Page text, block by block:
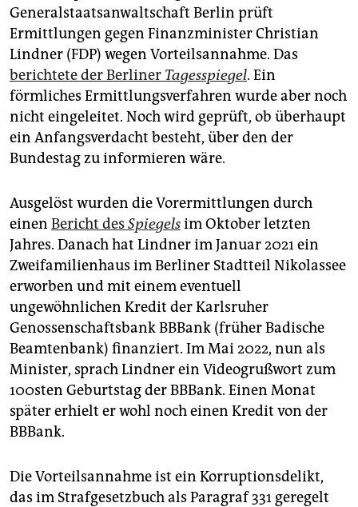
genossenschaft
epaper login
Generalstaatsanwaltschaft Berlin prüft
Ermittlungen gegen Finanzminister Christian
Lindner (FDP) wegen Vorteilsannahme. Das
berichtete der Berliner Tagesspiegel. Ein
förmliches Ermittlungsverfahren wurde aber noch
nicht eingeleitet. Noch wird geprüft, ob überhaupt
ein Anfangsverdacht besteht, über den der
Bundestag zu informieren wäre.
Ausgelöst wurden die Vorermittlungen durch
einen Bericht des Spiegelsim Oktober letzten
Jahres. Danach hat Lindner im Januar 2021 ein
Zweifamilienhaus im Berliner Stadtteil Nikolassee
erworben und mit einem eventuell
ungewöhnlichen Kredit der Karlsruher
Genossenschaftsbank BBBank (früher Badische
Beamtenbank) finanziert. Im Mai 2022, nun als
Minister, sprach Lindner ein Videogrußwort zum
100sten Geburtstag der BBBank. Einen Monat
später erhielt er wohl noch einen Kredit von der
BBBank.
Die Vorteilsannahme ist ein Korruptionsdelikt,
das im Strafgesetzbuch als Paragraf 331 geregelt